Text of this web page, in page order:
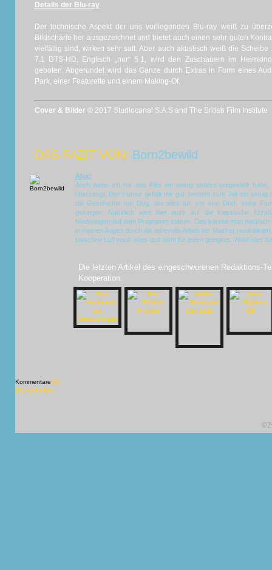
Details der Blu-ray
Der technische Aspekt der uns vorliegenden Blu-ray weiß zu
Bildschärfe her ausgezeichnet und bietet auch einen sehr guten
vielfältig sind, wirken sehr satt. Aber auch akustisch weiß die
7.1 DTS-HD, Englisch „nur“ 5.1, wird den Zuschauern im
geboten. Abgerundet wird das Ganze durch Extras in Form eines
Park, einer Featurette und einem Making-Of.
Cover & Bilder © 2017 Studiocanal S.A.S and The British Film Institute
DAS FAZIT VON: Born2bewild
Alex:
Auch wenn ich mir den Film ein wenig anders vorgestellt
überzeugt. Der Humor gefällt mir gut, besteht zum Teil ein
die Geschichte um Dug, der alles tut, um sein Dorf, seine
gelungen. Natürlich wird hier auch auf die klassische
Niederlagen auf dem Programm stehen. Das könnte man
in meinen Augen durch die liebevolle Arbeit der Macher
bisschen Luft nach oben und nicht für jeden geeignet. Wohl aber
Die letzten Artikel des eingeschworenen Redaktions-
Kooperation:
Kommentare[X]
[X] schließen